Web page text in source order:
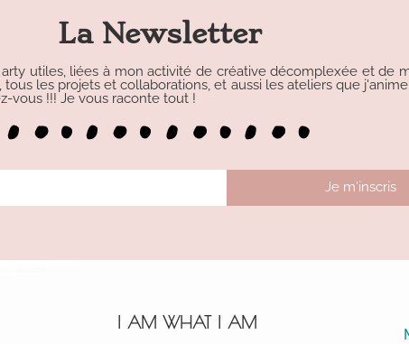
La Newsletter
utiles, liées à mon activité de créative décomplexée et de
les projets et collaborations, et aussi les ateliers que
vous !!! Je vous raconte tout !
Je m'inscris
I AM WHAT I AM